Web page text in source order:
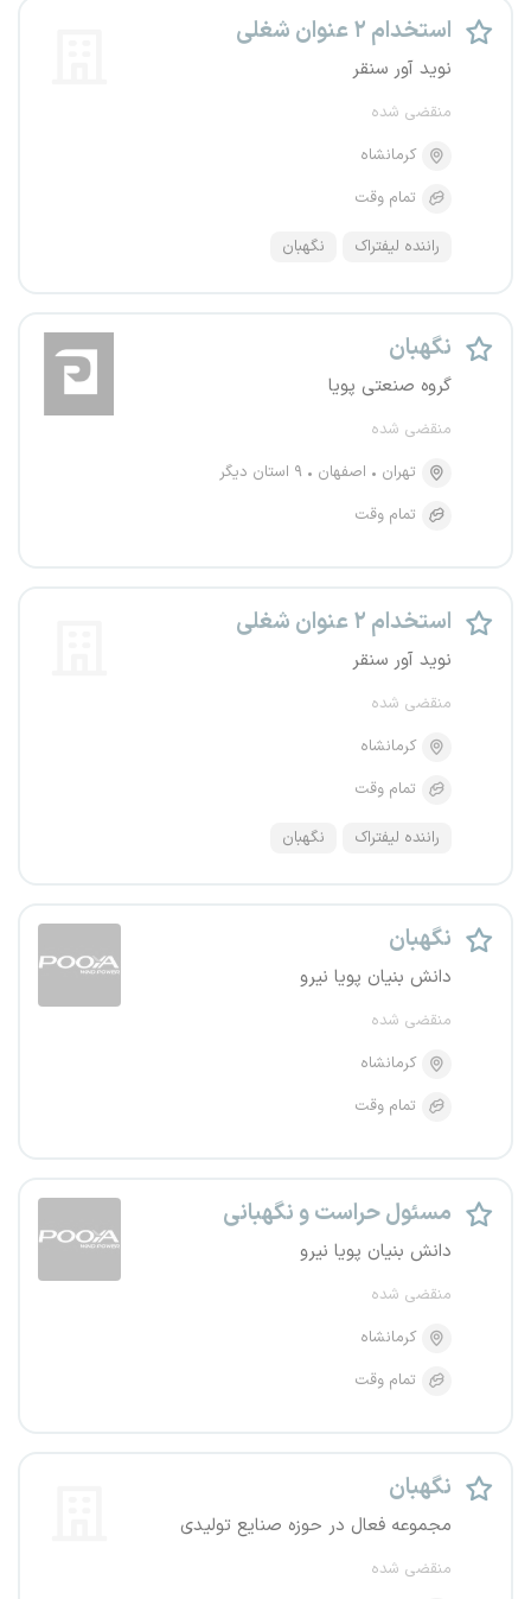
استخدام ۲ عنوان شغلی
نوید آور سنقر
منقضی شده
کرمانشاه
تمام وقت
راننده لیفتراک نگهبان
نگهبان
گروه صنعتی پویا
منقضی شده
تهران
اصفهان
۹ استان دیگر
تمام وقت
استخدام ۲ عنوان شغلی
نوید آور سنقر
منقضی شده
کرمانشاه
تمام وقت
راننده لیفتراک نگهبان
نگهبان
دانش بنیان پویا نیرو
منقضی شده
کرمانشاه
تمام وقت
مسئول حراست و نگهبانی
دانش بنیان پویا نیرو
منقضی شده
کرمانشاه
تمام وقت
نگهبان
مجموعه فعال در حوزه صنایع تولیدی
منقضی شده